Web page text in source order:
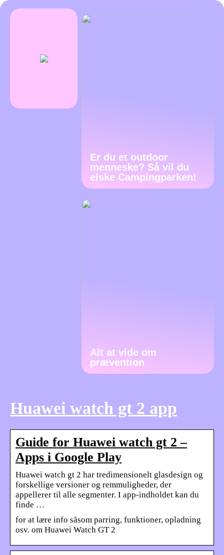
Er du et outdoor
menneske? Så vil du
elske Campingparken!
Alt at vide om
prævention
Huawei watch gt 2 app
Guide for Huawei watch gt 2 –
Apps i Google Play
Huawei watch gt 2 har tredimensionelt glasdesign og
forskellige versioner og remmuligheder, der
appellerer til alle segmenter. I app-indholdet kan du
finde …
for at lære info såsom parring, funktioner, opladning
osv. om Huawei Watch GT 2